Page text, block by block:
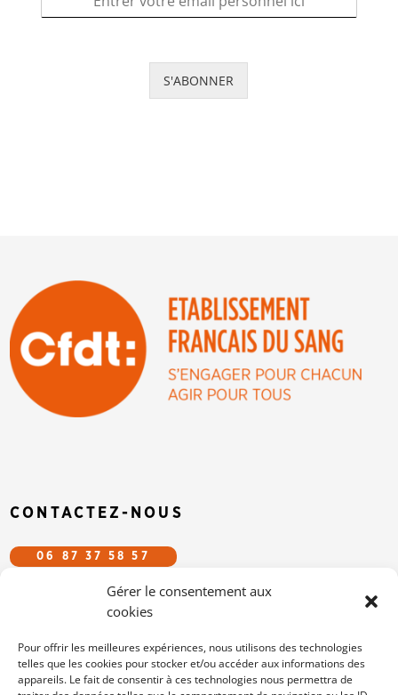
Gérer le consentement aux
cookies
Pour offrir les meilleures expériences, nous utilisons des technologies
telles que les cookies pour stocker et/ou accéder aux informations des
appareils. Le fait de consentir à ces technologies nous permettra de
S'ABONNER
CONTACTEZ-NOUS
06 87 37 58 57
SUIVEZ-NOUS SUR LES RÉSEAUX
/cfdtefs